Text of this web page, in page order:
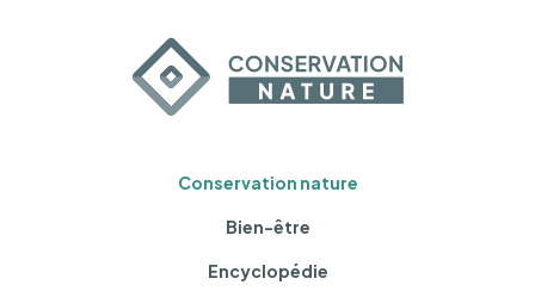
Conservation nature
Bien-être
Encyclopédie